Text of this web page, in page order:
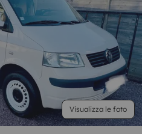
Visualizza le foto